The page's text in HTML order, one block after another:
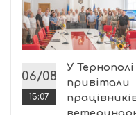
06/08
15:07
У Тернополі
привітали